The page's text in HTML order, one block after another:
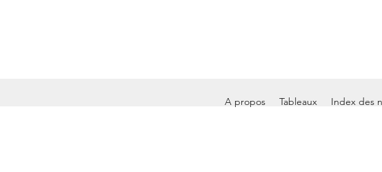
A propos Tableaux Index des